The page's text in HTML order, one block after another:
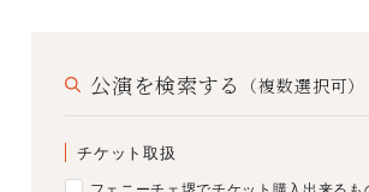
公演を検索する （複数選択可）
チケット取扱
フェニーチェ堺でチケット購入出来るも